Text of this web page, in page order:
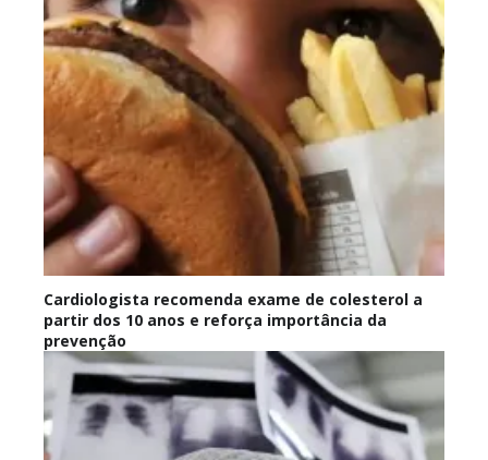
Cardiologista recomenda exame de colesterol a
partir dos 10 anos e reforça importância da
prevenção